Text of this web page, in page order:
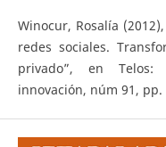
Winocur, Rosalía
redes sociales.
privado”, en Telos:
innovación, núm 91, pp.